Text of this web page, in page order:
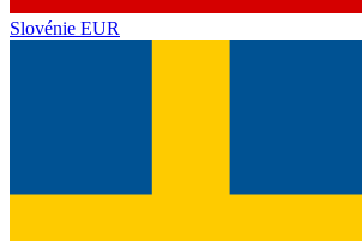
Slovénie EUR